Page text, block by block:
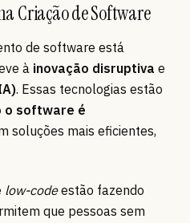
Criação de Software
de software está
à inovação disruptiva e
. Essas tecnologias estão
o software é
soluções mais eficientes,
low-codeestão fazendo
que pessoas sem